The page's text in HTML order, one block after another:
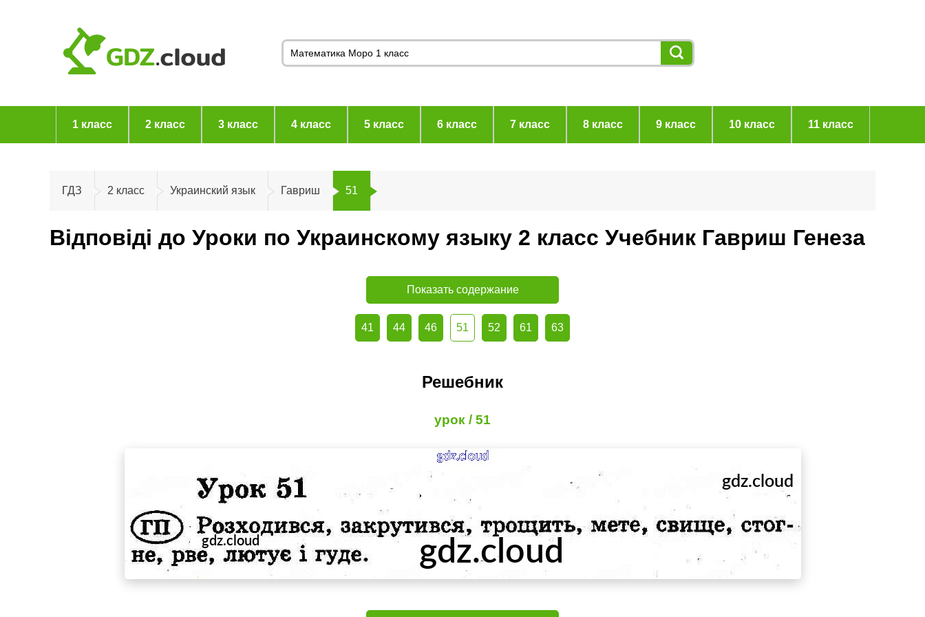
1 класс 2 класс 3 класс 4 класс 5 класс 6 класс 7 класс 8 класс 9 класс 10 класс 11 класс
ГДЗ 2 класс Украинский язык Гавриш 51
Відповіді до Уроки по Украинскому языку 2 класс Учебник Гавриш Генеза
Показать содержание
41 44 46 51 52 61 63
Решебник
урок / 51